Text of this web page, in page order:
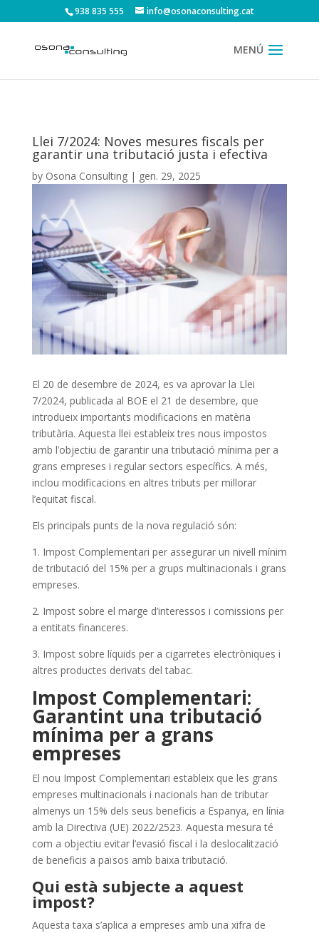
938 835 555 info@osonaconsulting.cat
Llei 7/2024: Noves mesures fiscals per
garantir una tributació justa i efectiva
by Osona Consulting| gen. 29, 2025
El 20 de desembre de 2024, es va aprovar la Llei
7/2024, publicada al BOE el 21 de desembre, que
introdueix importants modificacions en matèria
tributària. Aquesta llei estableix tres nous impostos
amb l’objectiu de garantir una tributació mínima per a
grans empreses i regular sectors específics. A més,
inclou modificacions en altres tributs per millorar
l’equitat fiscal.
Els principals punts de la nova regulació són:
1. Impost Complementari per assegurar un nivell mínim
de tributació del 15% per a grups multinacionals i grans
empreses.
2. Impost sobre el marge d’interessos i comissions per
a entitats financeres.
3. Impost sobre líquids per a cigarretes electròniques i
altres productes derivats del tabac.
Impost Complementari:
Garantint una tributació
mínima per a grans
empreses
El nou Impost Complementari estableix que les grans
empreses multinacionals i nacionals han de tributar
almenys un 15% dels seus beneficis a Espanya, en línia
amb la Directiva (UE) 2022/2523. Aquesta mesura té
com a objectiu evitar l’evasió fiscal i la deslocalització
de beneficis a països amb baixa tributació.
Qui està subjecte a aquest
impost?
Aquesta taxa s’aplica a empreses amb una xifra de